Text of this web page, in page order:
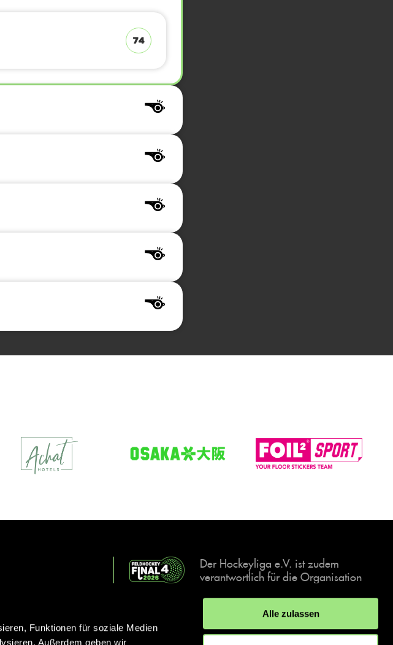
Funktionen für soziale Medien
Außerdem geben wir
Alle zulassen
74
Der Hockeyliga e.V. ist zudem
verantwortlich für die Organisation
Events, der deutschen Hockey-
Meisterschaften.